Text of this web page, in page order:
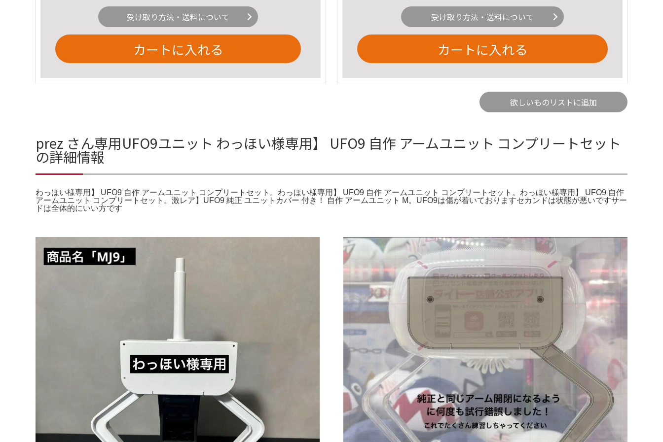
受け取り方法・送料について
カートに入れる
受け取り方法・送料について
カートに入れる
欲しいものリストに追加
prez さん専用UFO9ユニット わっほい様専用】 UFO9 自作 アームユニット コンプリートセット
の詳細情報
わっほい様専用】 UFO9 自作 アームユニット コンプリートセット。わっほい様専用】 UFO9 自作 アームユニット コンプリートセット。わっほい様専用】 UFO9 自作
アームユニット コンプリートセット。激レア】UFO9 純正 ユニットカバー 付き！ 自作 アームユニット M。UFO9は傷が着いておりますセカンドは状態が悪いですサー
ドは全体的にいい方です